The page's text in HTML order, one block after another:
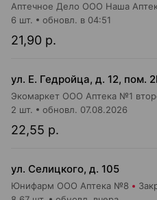
Аптечное Дело ООО Наша
21,90 р.
6 шт. обновл. в 04:51
ул. Е. Гедройца, д. 12, пом.
22,55 р.
2 шт. обновл. 07.08.2026
ул. Селицкого, д. 105
Юнифарм ООО Аптека №8